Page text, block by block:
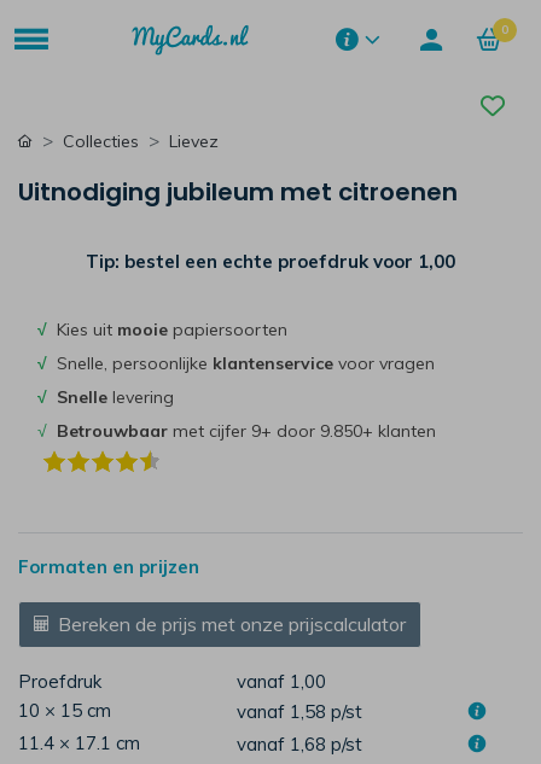
0
Collecties Lievez
Uitnodiging jubileum met citroenen
Tip: bestel een echte proefdruk voor 1,00
√ Kies uit mooie papiersoorten
√ Snelle, persoonlijke klantenservice voor vragen
√ Snelle levering
√ Betrouwbaar met cijfer 9+ door 9.850+ klanten
Formaten en prijzen
Bereken de prijs met onze prijscalculator
Proefdruk
vanaf 1,00
10 × 15 cm
vanaf 1,58 p/st
11.4 × 17.1 cm
vanaf 1,68 p/st